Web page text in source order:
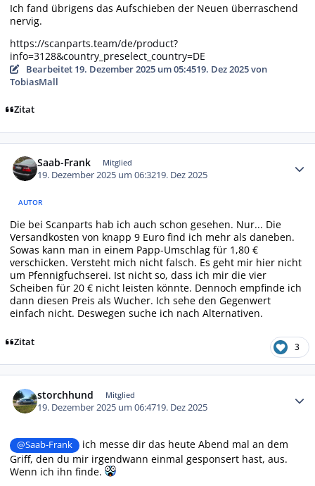
Ich fand übrigens das Aufschieben der Neuen überraschend
nervig.
https://scanparts.team/de/product?
info=3128&country_preselect_country=DE
Bearbeitet 19. Dezember 2025 um 05:4519. Dez 2025von
TobiasMall
Zitat
Saab-Frank Mitglied
19. Dezember 2025 um 06:3219. Dez 2025
AUTOR
Die bei Scanparts hab ich auch schon gesehen. Nur... Die
Versandkosten von knapp 9 Euro find ich mehr als daneben.
Sowas kann man in einem Papp-Umschlag für 1,80 €
verschicken. Versteht mich nicht falsch. Es geht mir hier nicht
um Pfennigfuchserei. Ist nicht so, dass ich mir die vier
Scheiben für 20 € nicht leisten könnte. Dennoch empfinde ich
dann diesen Preis als Wucher. Ich sehe den Gegenwert
einfach nicht. Deswegen suche ich nach Alternativen.
Zitat 3
storchhund Mitglied
19. Dezember 2025 um 06:4719. Dez 2025
@Saab-Frank
ich messe dir das heute Abend mal an dem
Griff, den du mir irgendwann einmal gesponsert hast, aus.
Wenn ich ihn finde.